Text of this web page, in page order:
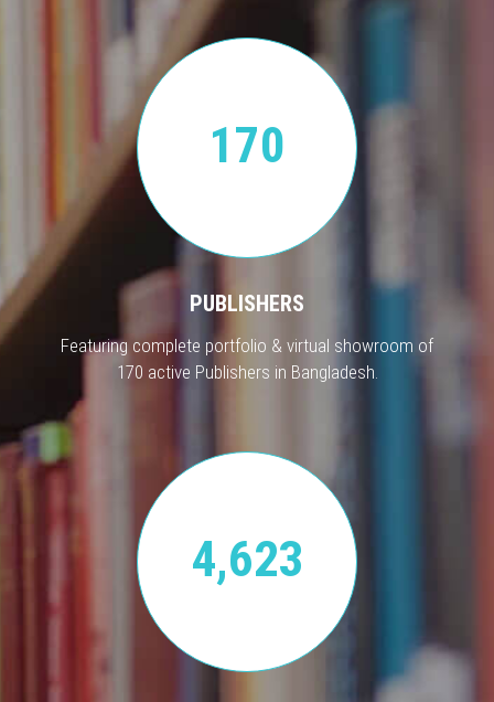
170
PUBLISHERS
Featuring complete portfolio & virtual showroom of
170 active Publishers in Bangladesh.
4,623